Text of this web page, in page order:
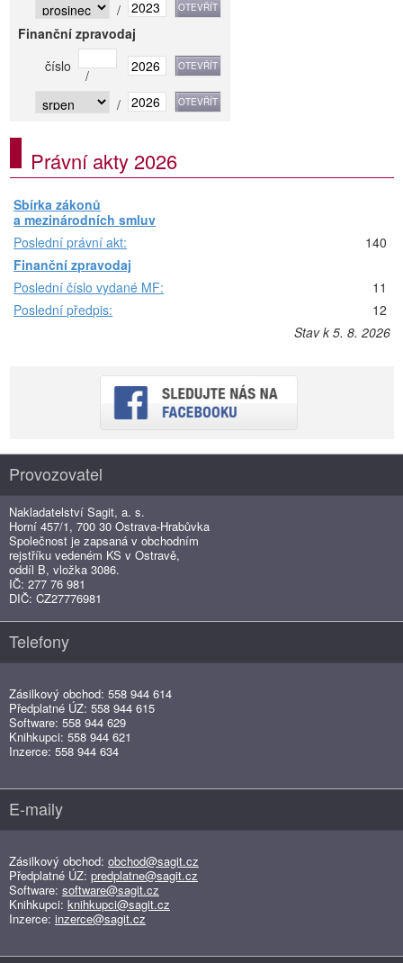
/
Finanční zpravodaj
číslo
/
/
Právní akty 2026
Sbírka zákonů
a mezinárodních smluv
Poslední právní akt:
140
Finanční zpravodaj
Poslední číslo vydané MF:
11
Poslední předpis:
12
Stav k 5. 8. 2026
Provozovatel
Nakladatelství Sagit, a. s.
Horní 457/1, 700 30 Ostrava-Hrabůvka
Společnost je zapsaná v obchodním
rejstříku vedeném KS v Ostravě,
oddíl B, vložka 3086.
IČ: 277 76 981
DIČ: CZ27776981
Telefony
Zásilkový obchod: 558 944 614
Předplatné ÚZ: 558 944 615
Software: 558 944 629
Knihkupci: 558 944 621
Inzerce: 558 944 634
E-maily
Zásilkový obchod: obchod@sagit.cz
Předplatné ÚZ: predplatne@sagit.cz
Software: software@sagit.cz
Knihkupci: knihkupci@sagit.cz
Inzerce: inzerce@sagit.cz